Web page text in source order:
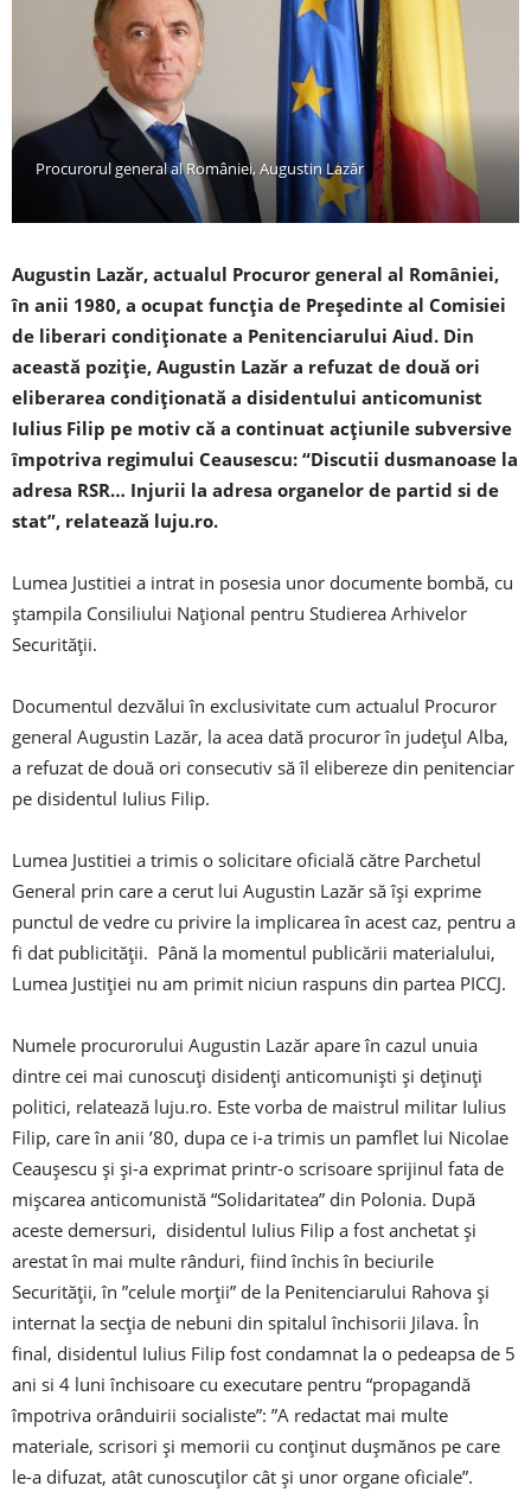
Procurorul general al României, Augustin Lazăr
Augustin Lazăr, actualul Procuror general al României,
în anii 1980, a ocupat funcția de Președinte al Comisiei
de liberari condiționate a Penitenciarului Aiud. Din
această poziție, Augustin Lazăr a refuzat de două ori
eliberarea condiționată a disidentului anticomunist
Iulius Filip pe motiv că a continuat acțiunile subversive
împotriva regimului Ceausescu: “Discutii dusmanoase la
adresa RSR… Injurii la adresa organelor de partid si de
stat”, relatează luju.ro.
Lumea Justitiei a intrat in posesia unor documente bombă, cu
ștampila Consiliului Național pentru Studierea Arhivelor
Securității.
Documentul dezvălui în exclusivitate cum actualul Procuror
general Augustin Lazăr, la acea dată procuror în județul Alba,
a refuzat de două ori consecutiv să îl elibereze din penitenciar
pe disidentul Iulius Filip.
Lumea Justitiei a trimis o solicitare oficială către Parchetul
General prin care a cerut lui Augustin Lazăr să își exprime
punctul de vedre cu privire la implicarea în acest caz, pentru a
fi dat publicității. Până la momentul publicării materialului,
Lumea Justiției nu am primit niciun raspuns din partea PICCJ.
Numele procurorului Augustin Lazăr apare în cazul unuia
dintre cei mai cunoscuți disidenți anticomuniști și deținuți
politici, relatează luju.ro. Este vorba de maistrul militar Iulius
Filip, care în anii ’80, dupa ce i-a trimis un pamflet lui Nicolae
Ceaușescu și și-a exprimat printr-o scrisoare sprijinul fata de
mișcarea anticomunistă “Solidaritatea” din Polonia. După
aceste demersuri, disidentul Iulius Filip a fost anchetat și
arestat în mai multe rânduri, fiind închis în beciurile
Securității, în ”celule morții” de la Penitenciarului Rahova și
internat la secția de nebuni din spitalul închisorii Jilava. În
final, disidentul Iulius Filip fost condamnat la o pedeapsa de 5
ani si 4 luni închisoare cu executare pentru “propagandă
împotriva orânduirii socialiste”: ”A redactat mai multe
materiale, scrisori și memorii cu conținut dușmănos pe care
le-a difuzat, atât cunoscuților cât și unor organe oficiale”.